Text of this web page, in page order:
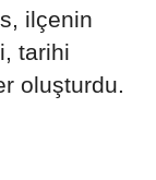
ilçenin
tarihi
oluşturdu.